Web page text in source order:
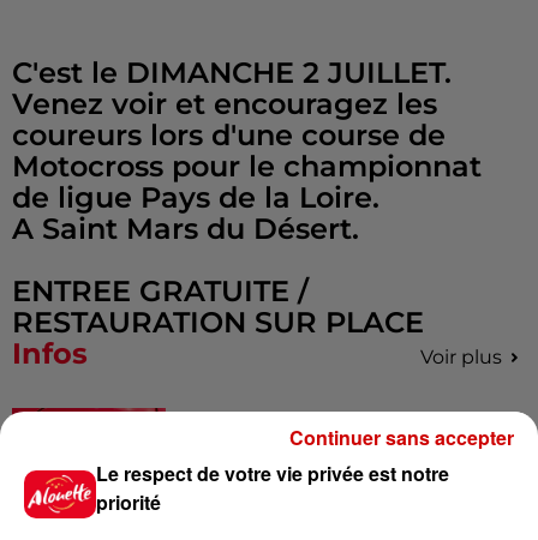
C'est le DIMANCHE 2 JUILLET.
Venez voir et encouragez les
coureurs lors d'une course de
Motocross pour le championnat
de ligue Pays de la Loire.
A Saint Mars du Désert.
ENTREE GRATUITE /
RESTAURATION SUR PLACE
Infos
Voir plus
Un homme décède après une
noyade dans le Finistère
Le respect de votre vie privée est notre
priorité
Continuer sans accepter